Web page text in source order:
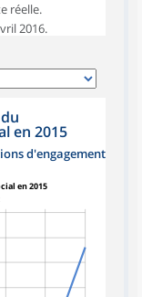
réelle.
2016.
en 2015
d'engagement
en 2015